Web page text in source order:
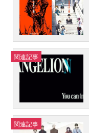
関連記事
関連記事